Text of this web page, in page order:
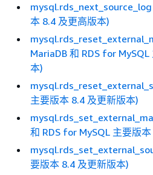
本 8.4 及更高版本)
MariaDB 和 RDS for
本)
主要版本 8.4 及更新版本)
和 RDS for MySQL 主要版
要版本 8.4 及更新版本)